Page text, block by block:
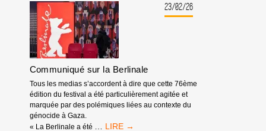
:
IL
TIRE
PROFIT
DE
L’APARTHEID,
DU
GÉNOCIDE
ET
DES
EXPULSIONS
RACISTES
23/02/26
Communiqué sur la Berlinale
Tous les medias s’accordent à dire que cette 76ème
édition du festival a été particulièrement agitée et
marquée par des polémiques liées au contexte du
génocide à Gaza.
« La Berlinale a été
COMMUNIQUÉ